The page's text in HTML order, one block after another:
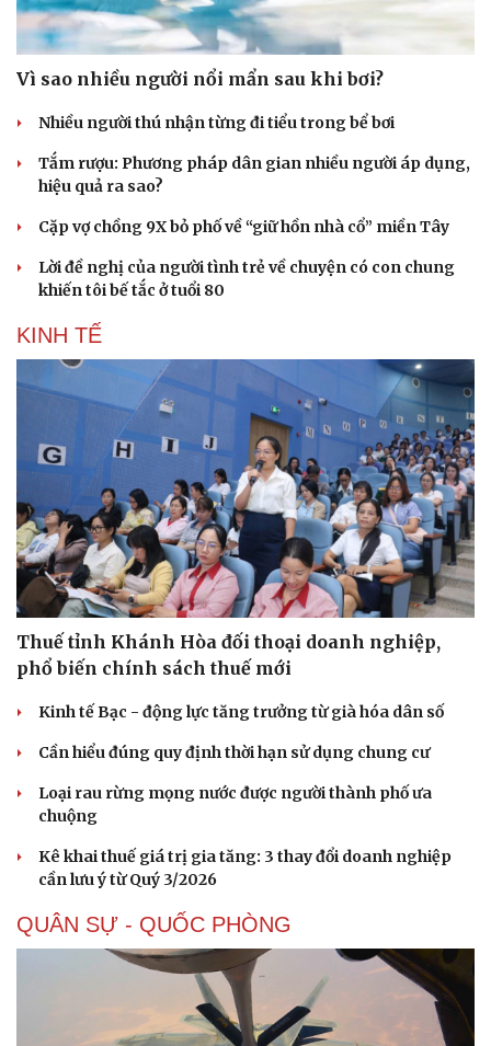
Dinh dưỡng - món ngon
Cây thuốc
Sản phụ khoa
Nhi khoa
Làm đẹp - giảm cân
Phòng mạch online
Ăn sạch sống khỏe
Blog
Tình yêu - Gia đình
Vì sao nhiều người nổi mẩn sau khi bơi?
Nhiều người thú nhận từng đi tiểu trong bể bơi
Tắm rượu: Phương pháp dân gian nhiều người áp dụng,
hiệu quả ra sao?
Cặp vợ chồng 9X bỏ phố về “giữ hồn nhà cổ” miền Tây
Lời đề nghị của người tình trẻ về chuyện có con chung
khiến tôi bế tắc ở tuổi 80
KINH TẾ
Thuế tỉnh Khánh Hòa đối thoại doanh nghiệp,
phổ biến chính sách thuế mới
Kinh tế Bạc - động lực tăng trưởng từ già hóa dân số
Cần hiểu đúng quy định thời hạn sử dụng chung cư
Loại rau rừng mọng nước được người thành phố ưa
chuộng
Kê khai thuế giá trị gia tăng: 3 thay đổi doanh nghiệp
cần lưu ý từ Quý 3/2026
QUÂN SỰ - QUỐC PHÒNG